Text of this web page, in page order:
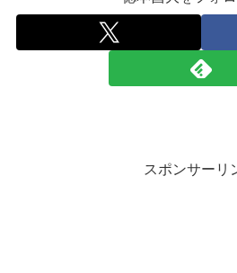
スポンサーリ